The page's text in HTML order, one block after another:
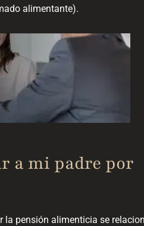
alimentante).
a mi padre por
la pensión alimenticia se